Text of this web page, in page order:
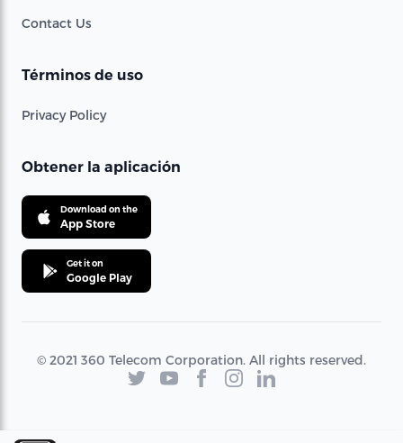
Contact Us
Términos de uso
Privacy Policy
Obtener la aplicación
Download on the
App Store
Get it on
Google Play
© 2021 360 Telecom Corporation. All rights reserved.